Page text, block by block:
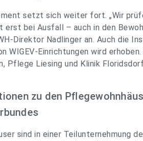
setzt sich weiter fort. „Wir
erst bei Ausfall – auch in den
Direktor Nadlinger an. Auch die
WIGEV-Einrichtungen wird
Pflege Liesing und Klinik
zu den
sind in einer Teilunternehmung